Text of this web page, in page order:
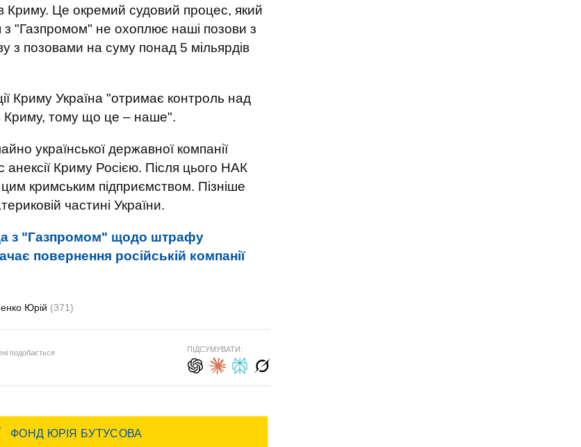
Криму. Це окремий судовий процес, який
з "Газпромом" не охоплює наші позови з
з позовами на суму понад 5 мільярдів
Криму Україна "отримає контроль над
Криму, тому що це – наше".
української державної компанії
Криму Росією. Після цього НАК
кримським підприємством. Пізніше
частині України.
з "Газпромом" щодо штрафу
повернення російській компанії
Юрій (371)
подобається ПІДСУМУВАТИ: